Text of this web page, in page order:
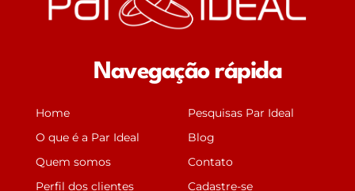
Navegação rápida
Home
O que é a Par Ideal
Quem somos
Perfil dos clientes
Pesquisas Par Ideal
Blog
Contato
Cadastre-se